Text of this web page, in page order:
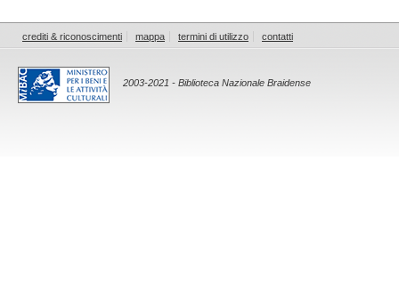
crediti & riconoscimenti mappa termini di utilizzo contatti
2003-2021 - Biblioteca Nazionale Braidense